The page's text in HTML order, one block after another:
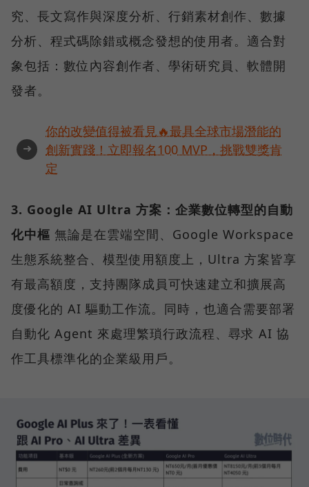
究、長文寫作與深度分析、行銷素材創作、數據
分析、程式碼除錯或概念發想的使用者。適合對
象包括：數位內容創作者、學術研究員、軟體開
發者。
➜
你的改變值得被看見🔥最具全球市場潛能的
創新實踐！立即報名100 MVP，挑戰雙獎肯
定
3. Google AI Ultra 方案：企業數位轉型的自動
化中樞 無論是在雲端空間、Google Workspace
生態系統整合、模型使用額度上，Ultra 方案皆享
有最高額度，支持團隊成員可快速建立和擴展高
度優化的 AI 驅動工作流。同時，也適合需要部署
自動化 Agent 來處理繁瑣行政流程、尋求 AI 協
作工具標準化的企業級用戶。